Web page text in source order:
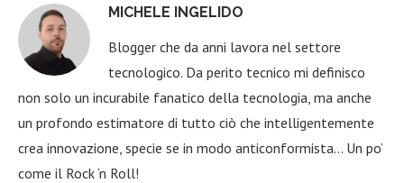
MICHELE INGELIDO
Blogger che da anni lavora nel settore
tecnologico. Da perito tecnico mi definisco
non solo un incurabile fanatico della tecnologia, ma anche
un profondo estimatore di tutto ciò che intelligentemente
crea innovazione, specie se in modo anticonformista… Un po’
come il Rock ‘n Roll!